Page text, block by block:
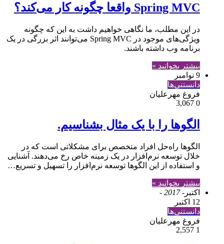
Spring MVC واقعا چگونه کار می‌کند؟
در این مطلب، ما نگاهی خواهیم داشت به این که چگونه
ویژگی‌های موجود در Spring MVC می‌توانند اثر بزرگی در یک
برنامه وب داشته باشند.
بیشتر بخوانید »
9 نوامبر
دانستنی‌ها
فروغ مهرعلیان
0
الگوها را با یک مثال بشناسیم.
الگوها راه‌حل افراد متخصص برای مشکلاتی است که در
خلال توسعه نرم‌افزار در یک زمینه خاص رخ می‌دهند. آشنایی
و استفاده از این الگوها توسعه نرم‌افزار را تسهیل و تسریع…
بیشتر بخوانید »
اکتبر - 2017 -
12 اکتبر
دانستنی‌ها
فروغ مهرعلیان
1